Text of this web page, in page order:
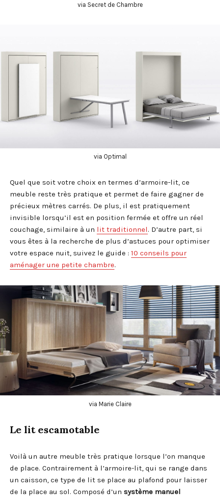
via Secret de Chambre
via Optimal
Quel que soit votre choix en termes d’armoire-lit, ce
meuble reste très pratique et permet de faire gagner de
précieux mètres carrés. De plus, il est pratiquement
invisible lorsqu’il est en position fermée et offre un réel
couchage, similaire à un lit traditionnel. D’autre part, si
vous êtes à la recherche de plus d’astuces pour optimiser
votre espace nuit, suivez le guide : 10 conseils pour
aménager une petite chambre.
via Marie Claire
Le lit escamotable
Voilà un autre meuble très pratique lorsque l’on manque
de place. Contrairement à l’armoire-lit, qui se range dans
un caisson, ce type de lit se place au plafond pour laisser
de la place au sol. Composé d’un système manuel